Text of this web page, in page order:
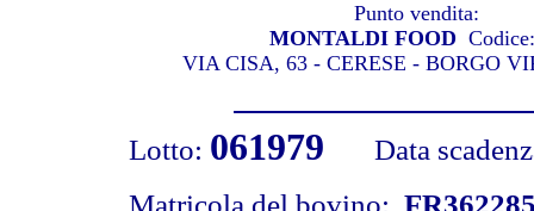
Punto vendita:
MONTALDI FOOD
VIA CISA, 63 - CERESE - BORGO
Lotto: 061979 Data
Matricola del bovino: